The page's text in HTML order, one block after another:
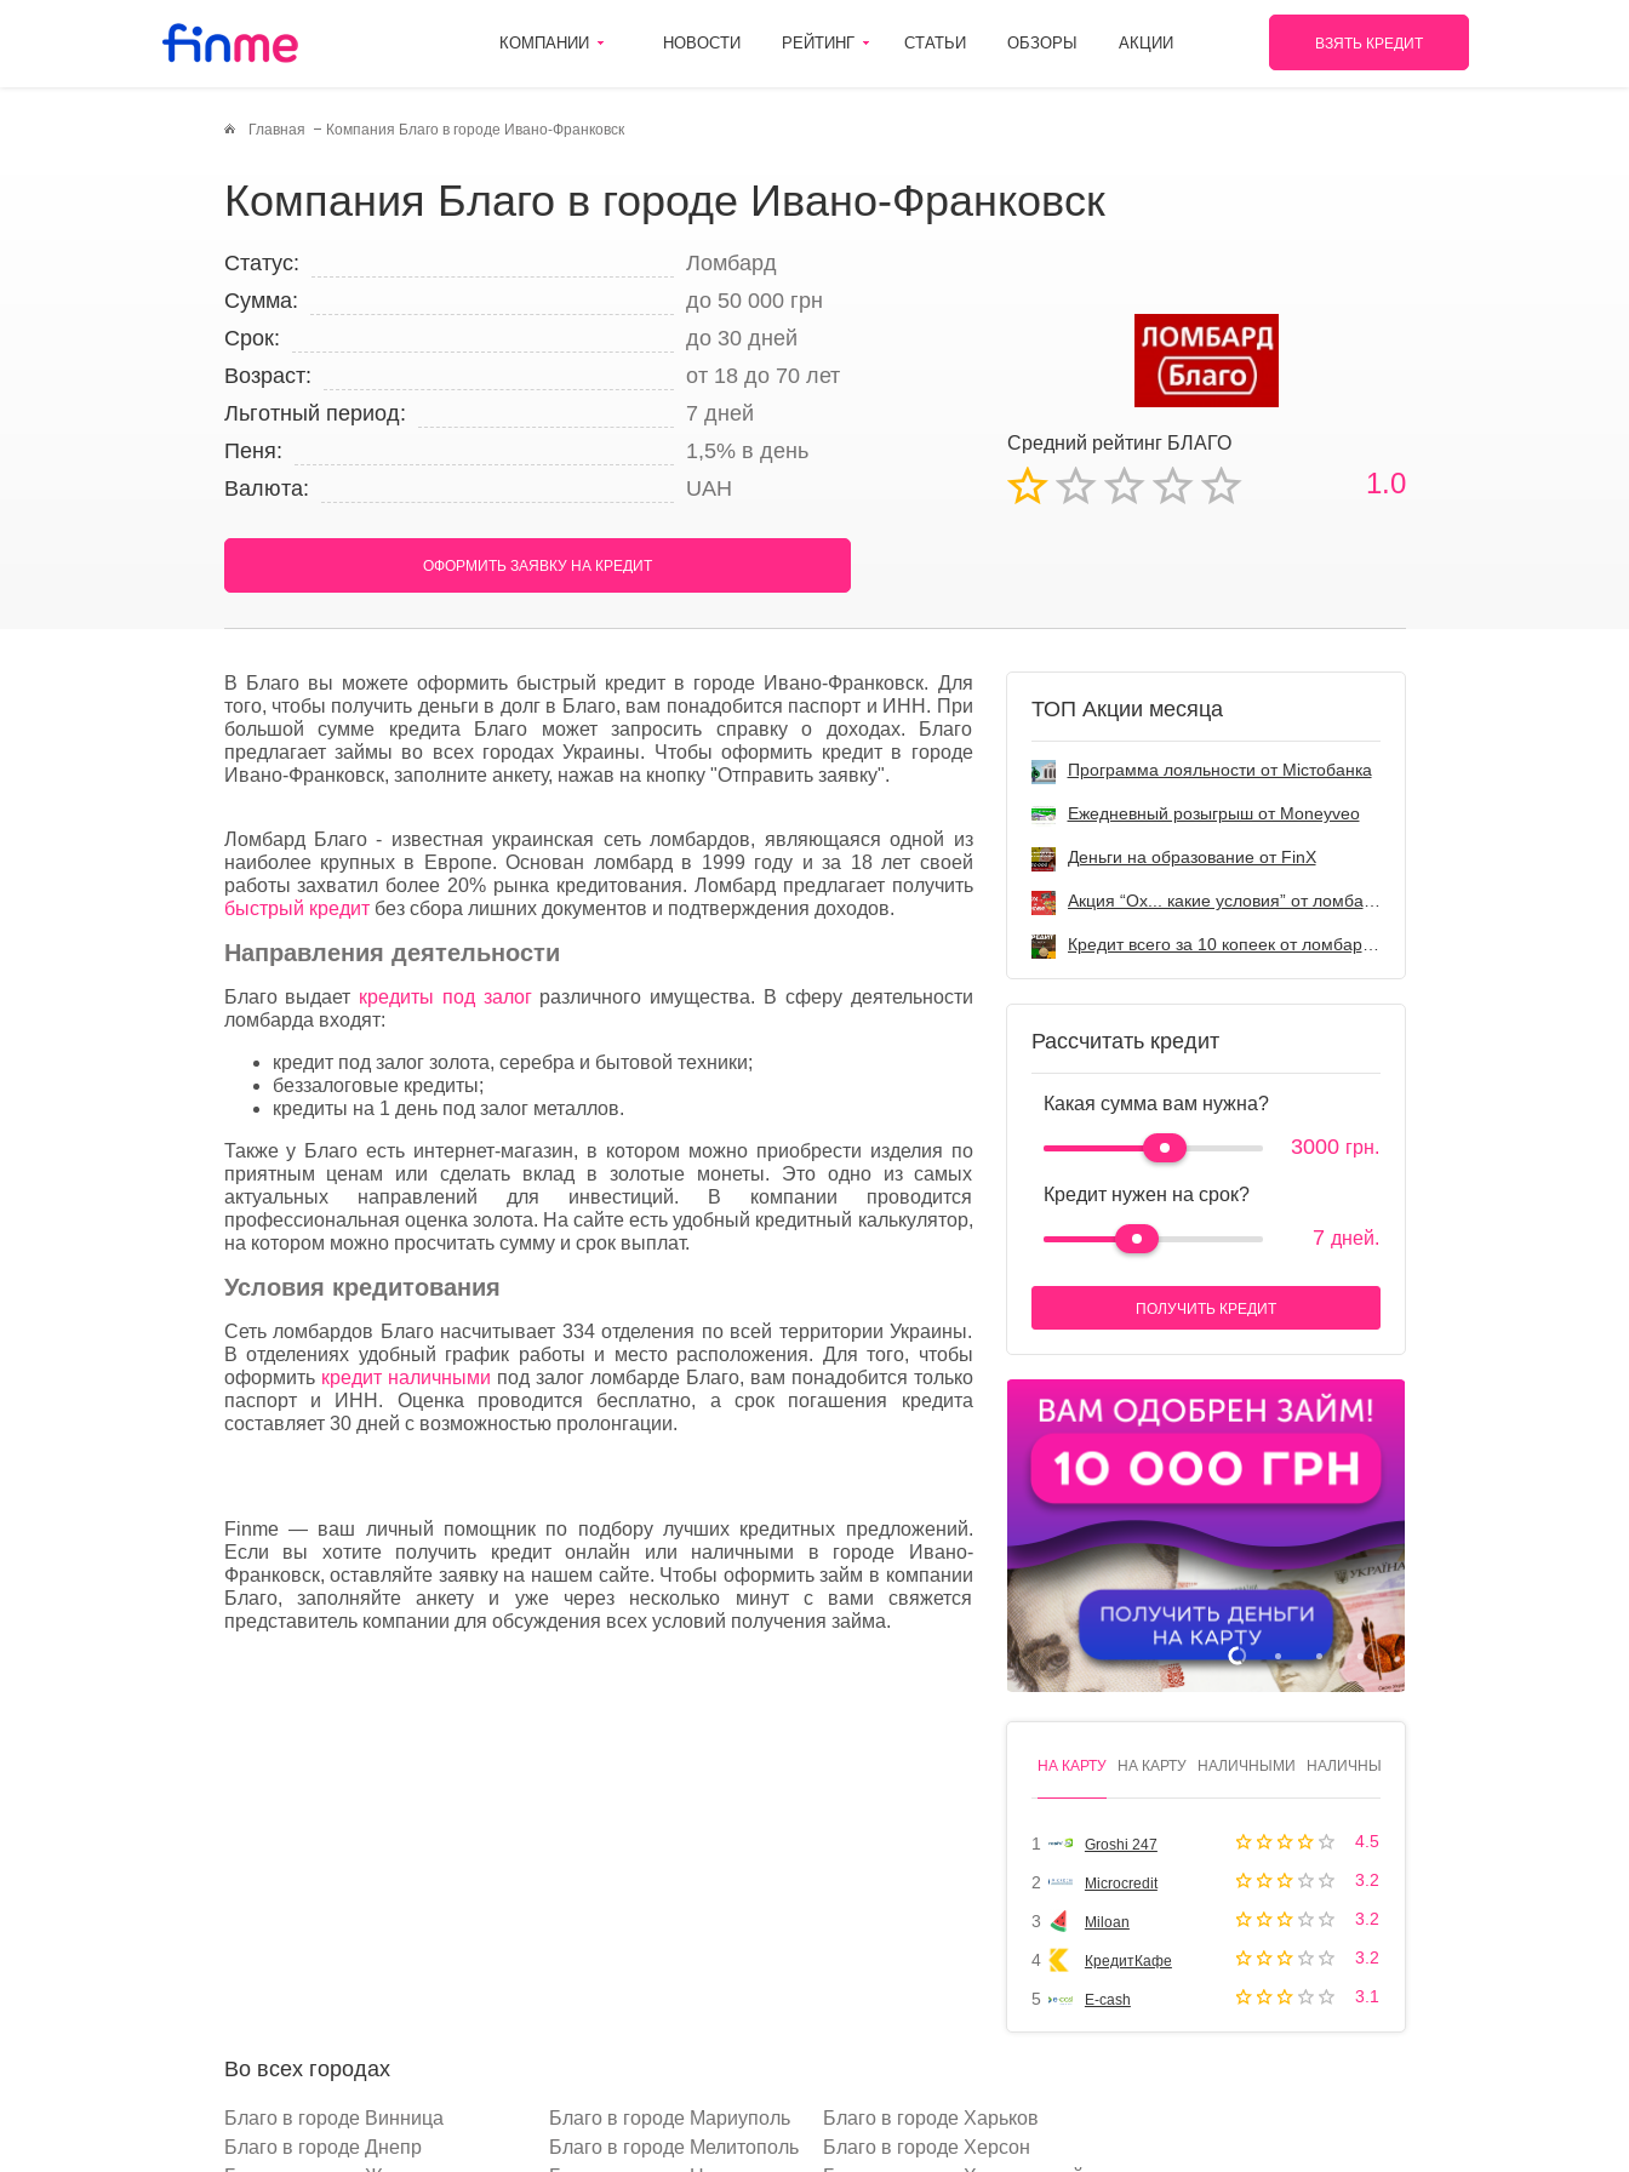
КОМПАНИИ НОВОСТИ РЕЙТИНГ СТАТЬИ ОБЗОРЫ АКЦИИ ВЗЯТЬ КРЕДИТ
Главная Компания Благо в городе Ивано-Франковск
Компания Благо в городе Ивано-Франковск
Средний рейтинг БЛАГО
1.0
Статус:
Ломбард
Сумма:
до 50 000 грн
Срок:
до 30 дней
Возраст:
от 18 до 70 лет
Льготный период:
7 дней
Пеня:
1,5% в день
Валюта:
UAH
ОФОРМИТЬ ЗАЯВКУ НА КРЕДИТ
В Благо вы можете оформить быстрый кредит в городе Ивано-Франковск. Для
того, чтобы получить деньги в долг в Благо, вам понадобится паспорт и ИНН. При
большой сумме кредита Благо может запросить справку о доходах. Благо
предлагает займы во всех городах Украины. Чтобы оформить кредит в городе
Ивано-Франковск, заполните анкету, нажав на кнопку "Отправить заявку".
Ломбард Благо - известная украинская сеть ломбардов, являющаяся одной из
наиболее крупных в Европе. Основан ломбард в 1999 году и за 18 лет своей
работы захватил более 20% рынка кредитования. Ломбард предлагает получить
быстрый кредит без сбора лишних документов и подтверждения доходов.
Направления деятельности
Благо выдает кредиты под залогразличного имущества. В сферу деятельности
ломбарда входят:
кредит под залог золота, серебра и бытовой техники;
беззалоговые кредиты;
кредиты на 1 день под залог металлов.
Также у Благо есть интернет-магазин, в котором можно приобрести изделия по
приятным ценам или сделать вклад в золотые монеты. Это одно из самых
актуальных направлений для инвестиций. В компании проводится
профессиональная оценка золота. На сайте есть удобный кредитный калькулятор,
на котором можно просчитать сумму и срок выплат.
Условия кредитования
Сеть ломбардов Благо насчитывает 334 отделения по всей территории Украины.
В отделениях удобный график работы и место расположения. Для того, чтобы
оформить кредит наличными под залог ломбарде Благо, вам понадобится только
паспорт и ИНН. Оценка проводится бесплатно, а срок погашения кредита
составляет 30 дней с возможностью пролонгации.
Finme — ваш личный помощник по подбору лучших кредитных предложений.
Если вы хотите получить кредит онлайн или наличными в городе Ивано-
Франковск, оставляйте заявку на нашем сайте. Чтобы оформить займ в компании
Благо, заполняйте анкету и уже через несколько минут с вами свяжется
представитель компании для обсуждения всех условий получения займа.
ТОП Акции месяца
Программа лояльности от Містобанка
Ежедневный розыгрыш от Мoneyveo
Деньги на образование от FinX
Кредит всего за 10 копеек от ломбарда Первый
Рассчитать кредит
Какая сумма вам нужна?
3000 грн.
Кредит нужен на срок?
7 дней.
ПОЛУЧИТЬ КРЕДИТ
1 2 3 4
НА КАРТУ НА КАРТУ НАЛИЧНЫМИ НАЛИЧНЫМИ
1 Groshi 247 4.5
2 Microcredit 3.2
3 Miloan 3.2
4 КредитКафе 3.2
5 Е-cash 3.1
Во всех городах
Благо в городе Винница
Благо в городе Днепр
Благо в городе Мариуполь
Благо в городе Мелитополь
Благо в городе Харьков
Благо в городе Херсон